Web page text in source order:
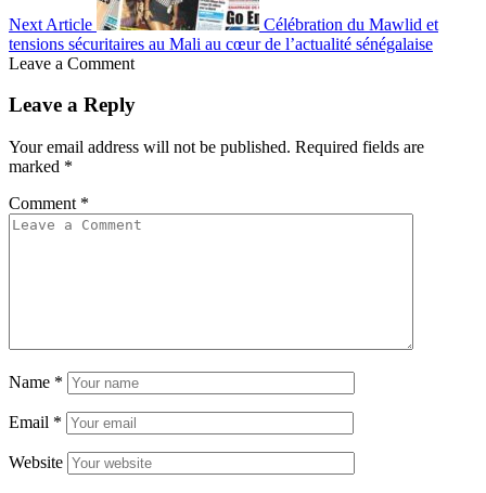
Next Article
Célébration du Mawlid et
tensions sécuritaires au Mali au cœur de l’actualité sénégalaise
Leave a Comment
Leave a Reply
Your email address will not be published. Required fields are
marked *
Comment *
Name *
Email *
Website